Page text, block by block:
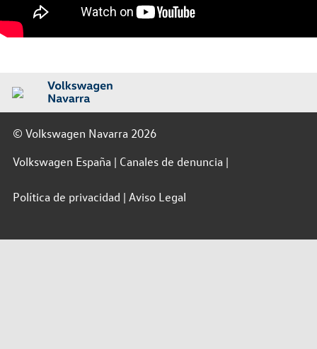
© Volkswagen Navarra 2026
Volkswagen España
Canales de denuncia
Política de privacidad Aviso Legal